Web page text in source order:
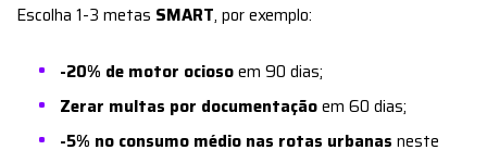
Escolha 1-3 metas SMART, por exemplo:
-20% de motor ociosoem 90 dias;
Zerar multas por documentaçãoem 60 dias;
-5% no consumo médio nas rotas urbanas neste